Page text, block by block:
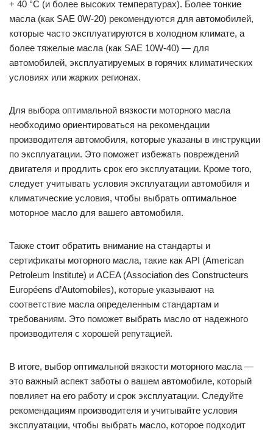
+ 40 °C (и более высоких температурах). Более тонкие
масла (как SAE 0W-20) рекомендуются для автомобилей,
которые часто эксплуатируются в холодном климате, а
более тяжелые масла (как SAE 10W-40) — для
автомобилей, эксплуатируемых в горячих климатических
условиях или жарких регионах.
Для выбора оптимальной вязкости моторного масла
необходимо ориентироваться на рекомендации
производителя автомобиля, которые указаны в инструкции
по эксплуатации. Это поможет избежать повреждений
двигателя и продлить срок его эксплуатации. Кроме того,
следует учитывать условия эксплуатации автомобиля и
климатические условия, чтобы выбрать оптимальное
моторное масло для вашего автомобиля.
Также стоит обратить внимание на стандарты и
сертификаты моторного масла, такие как API (American
Petroleum Institute) и ACEA (Association des Constructeurs
Européens d’Automobiles), которые указывают на
соответствие масла определенным стандартам и
требованиям. Это поможет выбрать масло от надежного
производителя с хорошей репутацией.
В итоге, выбор оптимальной вязкости моторного масла —
это важный аспект заботы о вашем автомобиле, который
повлияет на его работу и срок эксплуатации. Следуйте
рекомендациям производителя и учитывайте условия
эксплуатации, чтобы выбрать масло, которое подходит